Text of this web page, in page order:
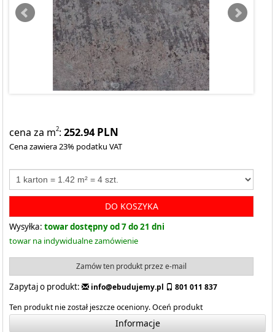
cena za m2:252.94PLN
Cena zawiera 23% podatku VAT
DO KOSZYKA
Wysyłka: towar dostępny od 7 do 21 dni
towar na indywidualne zamówienie
Zamów ten produkt przez e-mail
Zapytaj o produkt: info@ebudujemy.pl
801 011 837
Ten produkt nie został jeszcze oceniony.Oceń produkt
Informacje